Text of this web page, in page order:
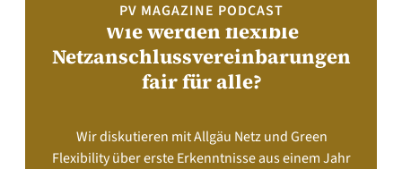
PV MAGAZINE PODCAST
Wie werden flexible
Netzanschlussvereinbarungen
fair für alle?
Wir diskutieren mit Allgäu Netz und Green
Flexibility über erste Erkenntnisse aus einem Jahr